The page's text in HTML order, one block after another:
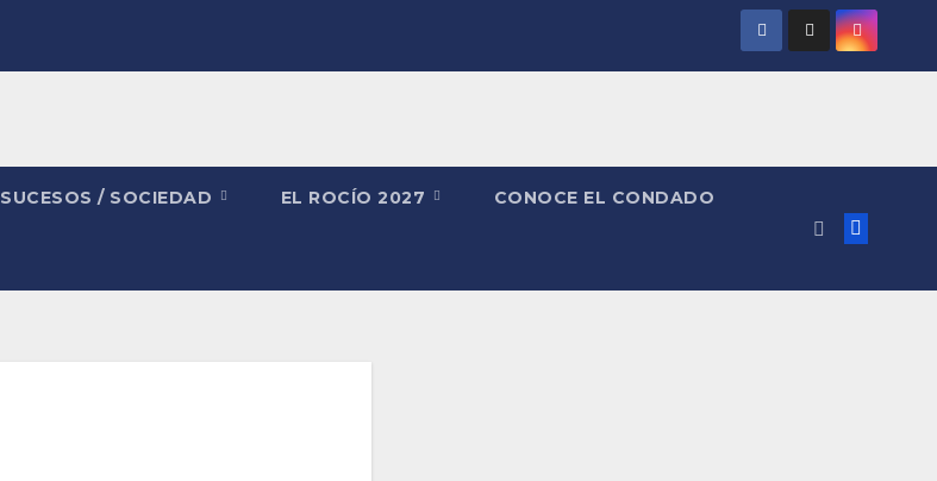
SUCESOS / SOCIEDAD EL ROCÍO 2027 CONOCE EL CONDADO